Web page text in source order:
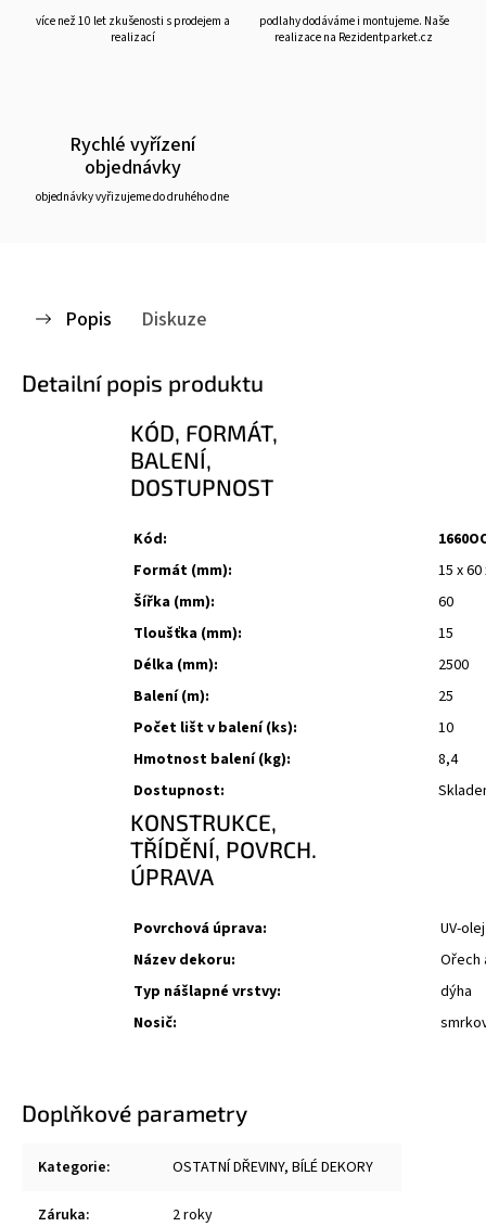
více než 10 let zkušenosti s prodejem a
realizací
podlahy dodáváme i montujeme. Naše
realizace na Rezidentparket.cz
Rychlé vyřízení
objednávky
objednávky vyřizujeme do druhého dne
Popis Diskuze
Detailní popis produktu
KÓD, FORMÁT,
BALENÍ,
DOSTUPNOST
Kód:
Formát (mm):
15 x 60
Šířka (mm):
60
Tloušťka (mm):
15
Délka (mm):
2500
Balení (m):
25
Počet lišt v balení (ks):
10
Hmotnost balení (kg):
8,4
Dostupnost:
KONSTRUKCE,
TŘÍDĚNÍ, POVRCH.
ÚPRAVA
Povrchová úprava:
UV-olej
Název dekoru:
Ořech
Typ nášlapné vrstvy:
dýha
Nosič:
Doplňkové parametry
Kategorie: OSTATNÍ DŘEVINY, BÍLÉ DEKORY
Záruka: 2 roky